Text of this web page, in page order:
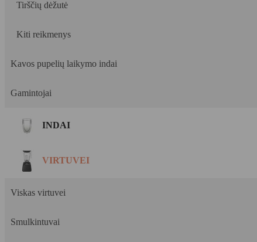
Tirščių dėžutė
Kiti reikmenys
Kavos pupelių laikymo indai
Gamintojai
INDAI
VIRTUVEI
Viskas virtuvei
Smulkintuvai